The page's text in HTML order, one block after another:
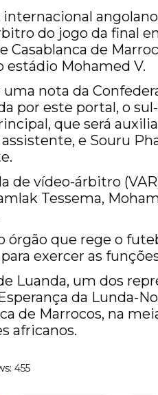
do jogo da final
Casablanca de
estádio Mohamed V.
nota da
por este portal, o
que será
e Souru
de vídeo-árbitro
Tessema,
órgão que rege o
para exercer as
Luanda, um dos
da Lunda-
de Marrocos, na
africanos.
455